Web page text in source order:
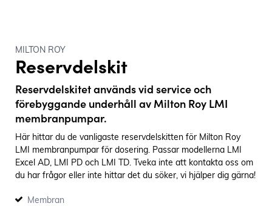
MILTON ROY
Reservdelskit
Reservdelskitet används vid service och
förebyggande underhåll av Milton Roy LMI
membranpumpar.
Här hittar du de vanligaste reservdelskitten för Milton Roy
LMI membranpumpar för dosering. Passar modellerna LMI
Excel AD, LMI PD och LMI TD. Tveka inte att kontakta oss om
du har frågor eller inte hittar det du söker, vi hjälper dig gärna!
Membran